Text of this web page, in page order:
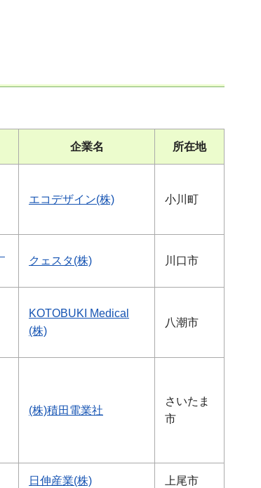
企業名 所在地
エコデザイン(株) 小川町
クェスタ(株) 川口市
KOTOBUKI Medical
(株)
八潮市
(株)積田電業社
さいたま
市
日伸産業(株) 上尾市